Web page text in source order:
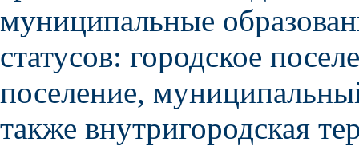
муниципальные
статусов: городское
поселение,
также внутригородская